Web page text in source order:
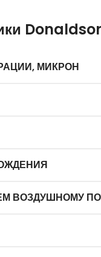
МИКРОН
ВОЗДУШНОМУ